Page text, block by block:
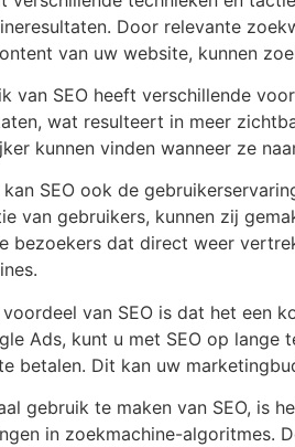
Door relevante
van uw website, kunnen
van SEO heeft verschillende
wat resulteert in meer
kunnen vinden wanneer ze
kan SEO ook de
van gebruikers, kunnen zij
bezoekers dat direct weer
voordeel van SEO is dat het een
Ads, kunt u met SEO op
betalen. Dit kan uw
gebruik te maken van SEO, is
in zoekmachine-algoritmes.